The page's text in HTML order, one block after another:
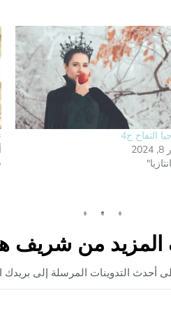
التفاح ج4
المزيد من شريف
التدوينات المرسلة إلى بريدك